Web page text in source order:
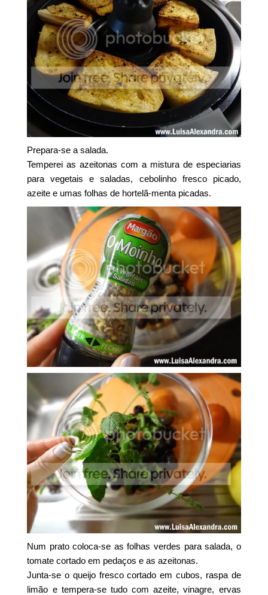
Prepara-se a salada.
Temperei as azeitonas com a mistura de especiarias
para vegetais e saladas, cebolinho fresco picado,
azeite e umas folhas de hortelã-menta picadas.
Num prato coloca-se as folhas verdes para salada, o
tomate cortado em pedaços e as azeitonas.
Junta-se o queijo fresco cortado em cubos, raspa de
limão e tempera-se tudo com azeite, vinagre, ervas